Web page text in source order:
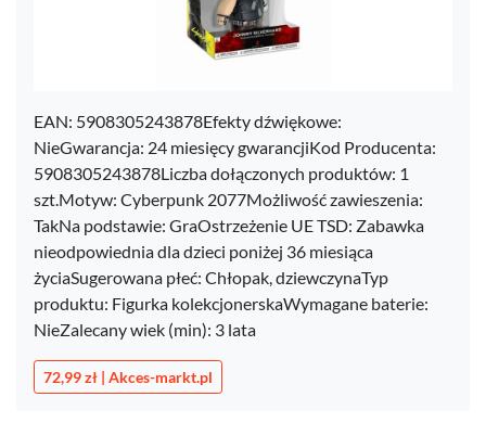
EAN: 5908305243878Efekty dźwiękowe:
NieGwarancja: 24 miesięcy gwarancjiKod Producenta:
5908305243878Liczba dołączonych produktów: 1
szt.Motyw: Cyberpunk 2077Możliwość zawieszenia:
TakNa podstawie: GraOstrzeżenie UE TSD: Zabawka
nieodpowiednia dla dzieci poniżej 36 miesiąca
życiaSugerowana płeć: Chłopak, dziewczynaTyp
produktu: Figurka kolekcjonerskaWymagane baterie:
NieZalecany wiek (min): 3 lata
72,99 zł | Akces-markt.pl